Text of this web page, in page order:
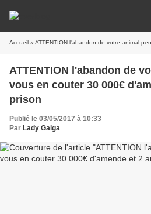
Accueil » ATTENTION l'abandon de votre animal peut vous
ATTENTION l'abandon de votre
vous en couter 30 000€ d'amende et 2 ans de
prison
Publié le 03/05/2017 à 10:33
Par Lady Galga